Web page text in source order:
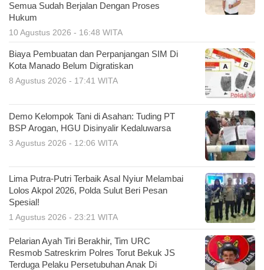
Semua Sudah Berjalan Dengan Proses
Hukum
10 Agustus 2026 - 16:48 WITA
Biaya Pembuatan dan Perpanjangan SIM Di
Kota Manado Belum Digratiskan
8 Agustus 2026 - 17:41 WITA
Demo Kelompok Tani di Asahan: Tuding PT
BSP Arogan, HGU Disinyalir Kedaluwarsa
3 Agustus 2026 - 12:06 WITA
Lima Putra-Putri Terbaik Asal Nyiur Melambai
Lolos Akpol 2026, Polda Sulut Beri Pesan
Spesial!
1 Agustus 2026 - 23:21 WITA
Pelarian Ayah Tiri Berakhir, Tim URC
Resmob Satreskrim Polres Torut Bekuk JS
Terduga Pelaku Persetubuhan Anak Di